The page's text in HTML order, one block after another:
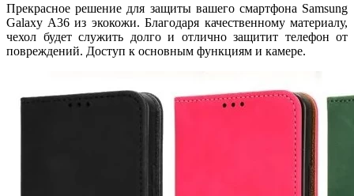
Прекрасное решение для защиты вашего смартфона Samsung
Galaxy A36 из экокожи. Благодаря качественному материалу,
чехол будет служить долго и отлично защитит телефон от
повреждений. Доступ к основным функциям и камере.